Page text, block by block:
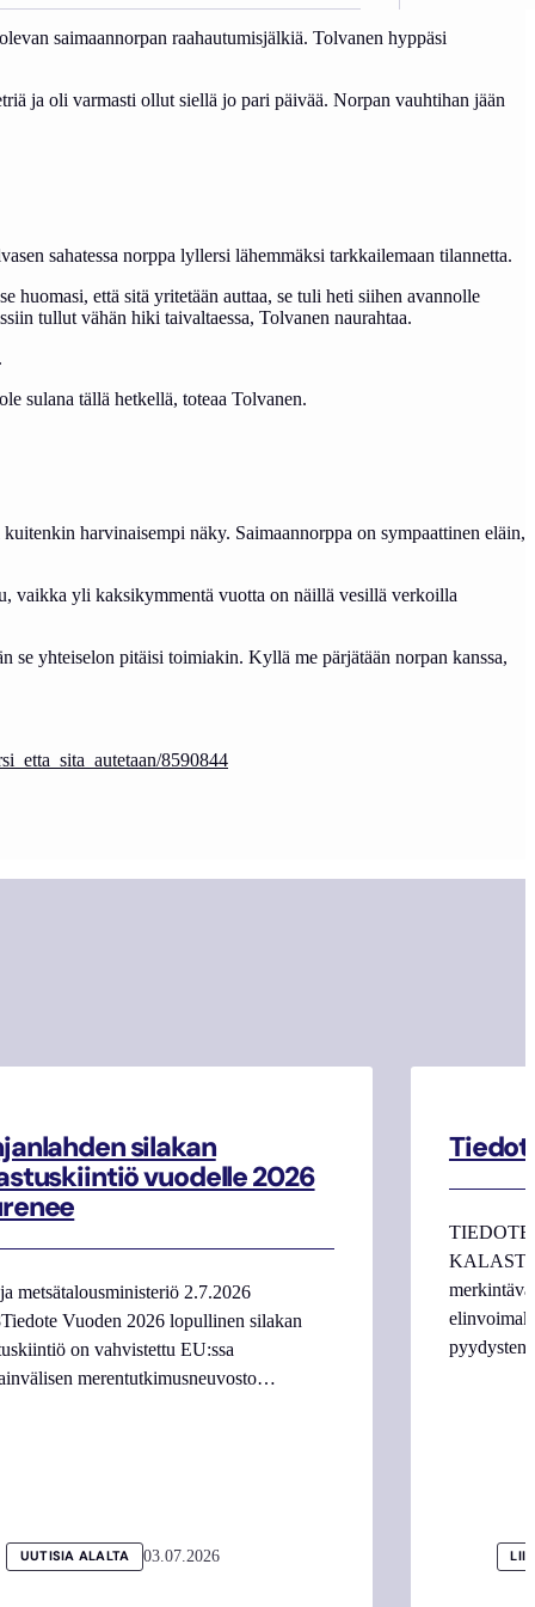
saimaannorpan raahautumisjälkiä. Tolvanen hyppäsi
ja oli varmasti ollut siellä jo pari päivää. Norpan vauhtihan jään
sahatessa norppa lyllersi lähemmäksi tarkkailemaan tilannetta.
huomasi, että sitä yritetään auttaa, se tuli heti siihen avannolle
tullut vähän hiki taivaltaessa, Tolvanen naurahtaa.
sulana tällä hetkellä, toteaa Tolvanen.
harvinaisempi näky. Saimaannorppa on sympaattinen eläin,
vaikka yli kaksikymmentä vuotta on näillä vesillä verkoilla
se yhteiselon pitäisi toimiakin. Kyllä me pärjätään norpan kanssa,
8590844
silakan
vuodelle 2026
metsätalousministeriö 2.7.2026
Vuoden 2026 lopullinen silakan
on vahvistettu EU:ssa
merentutkimusneuvosto…
UUTISIA ALALTA 03.07.2026
pyydysten